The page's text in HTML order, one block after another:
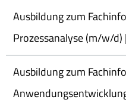
Ausbildung zum
Prozessanalyse (m/w/d)
Ausbildung zum